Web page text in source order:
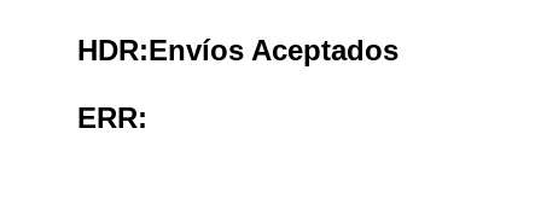
HDR:Envíos Aceptados
ERR: